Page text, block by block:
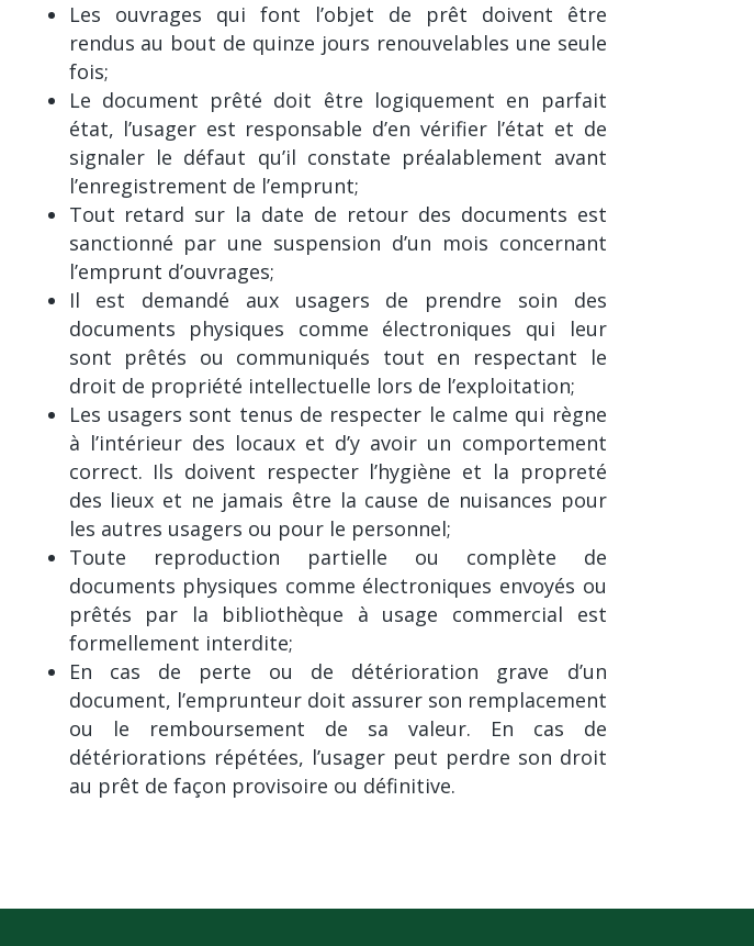
Les ouvrages qui font l’objet de prêt doivent être
rendus au bout de quinze jours renouvelables une seule
fois;
Le document prêté doit être logiquement en parfait
état, l’usager est responsable d’en vérifier l’état et de
signaler le défaut qu’il constate préalablement avant
l’enregistrement de l’emprunt;
Tout retard sur la date de retour des documents est
sanctionné par une suspension d’un mois concernant
l’emprunt d’ouvrages;
Il est demandé aux usagers de prendre soin des
documents physiques comme électroniques qui leur
sont prêtés ou communiqués tout en respectant le
droit de propriété intellectuelle lors de l’exploitation;
Les usagers sont tenus de respecter le calme qui règne
à l’intérieur des locaux et d’y avoir un comportement
correct. Ils doivent respecter l’hygiène et la propreté
des lieux et ne jamais être la cause de nuisances pour
les autres usagers ou pour le personnel;
Toute reproduction partielle ou complète de
documents physiques comme électroniques envoyés ou
prêtés par la bibliothèque à usage commercial est
formellement interdite;
En cas de perte ou de détérioration grave d’un
document, l’emprunteur doit assurer son remplacement
ou le remboursement de sa valeur. En cas de
détériorations répétées, l’usager peut perdre son droit
au prêt de façon provisoire ou définitive.